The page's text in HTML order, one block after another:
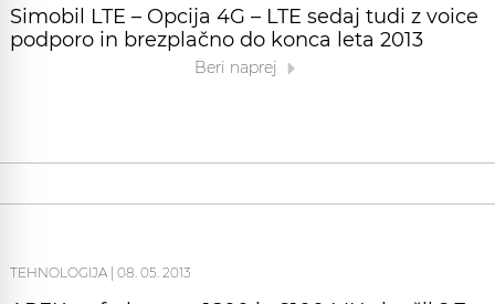
Simobil LTE – Opcija 4G – LTE sedaj tudi z voice
podporo in brezplačno do konca leta 2013
Beri naprej
TEHNOLOGIJA | 08. 05. 2013